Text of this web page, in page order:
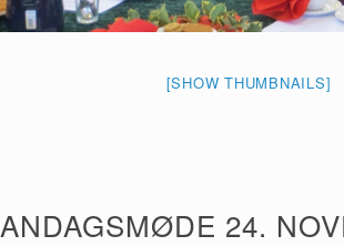
[SHOW THUMBNAILS]
24.